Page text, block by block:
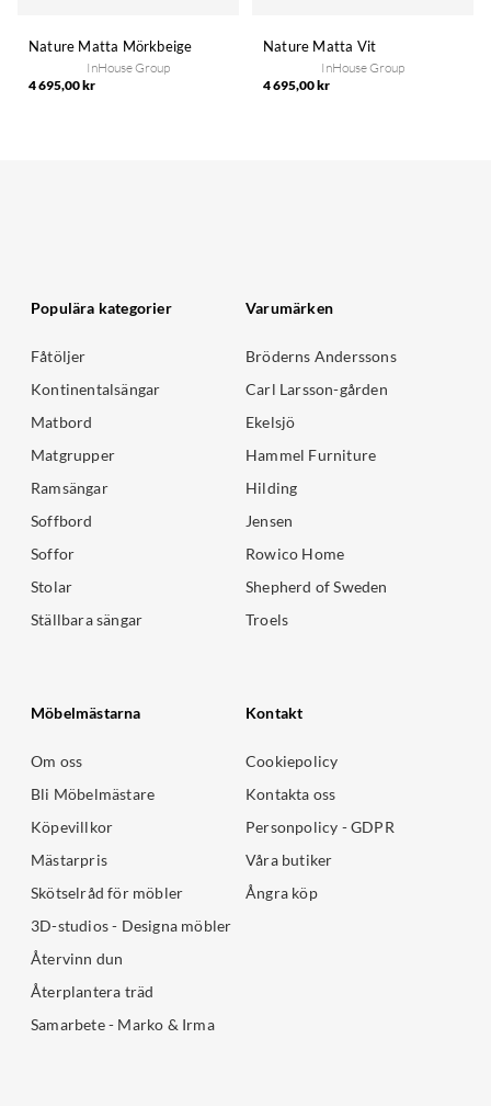
Nature Matta Mörkbeige
InHouse Group
4 695,00 kr
Nature Matta Vit
InHouse Group
4 695,00 kr
Populära kategorier
Fåtöljer
Kontinentalsängar
Matbord
Matgrupper
Ramsängar
Soffbord
Soffor
Stolar
Ställbara sängar
Varumärken
Bröderns Anderssons
Carl Larsson-gården
Ekelsjö
Hammel Furniture
Hilding
Jensen
Rowico Home
Shepherd of Sweden
Troels
Möbelmästarna
Om oss
Bli Möbelmästare
Köpevillkor
Mästarpris
Skötselråd för möbler
3D-studios - Designa möbler
Återvinn dun
Återplantera träd
Samarbete - Marko & Irma
Kontakt
Cookiepolicy
Kontakta oss
Personpolicy - GDPR
Våra butiker
Ångra köp